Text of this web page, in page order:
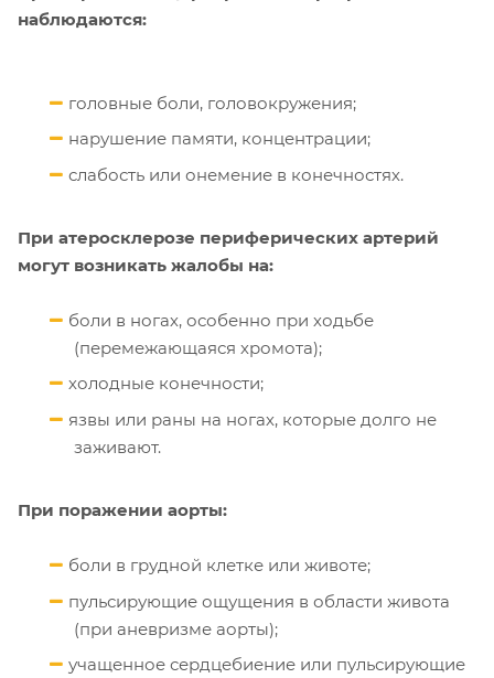
наблюдаются:
головные боли, головокружения;
нарушение памяти, концентрации;
слабость или онемение в конечностях.
При атеросклерозе периферических артерий
могут возникать жалобы на:
боли в ногах, особенно при ходьбе
(перемежающаяся хромота);
холодные конечности;
язвы или раны на ногах, которые долго не
заживают.
При поражении аорты:
боли в грудной клетке или животе;
пульсирующие ощущения в области живота
(при аневризме аорты);
учащенное сердцебиение или пульсирующие